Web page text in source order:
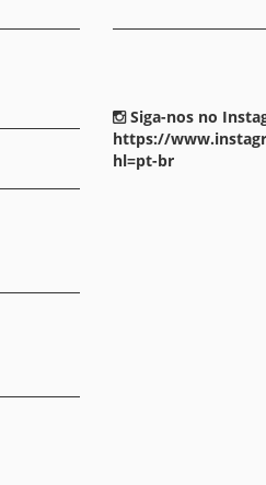
Siga-nos no
https://
hl=pt-br